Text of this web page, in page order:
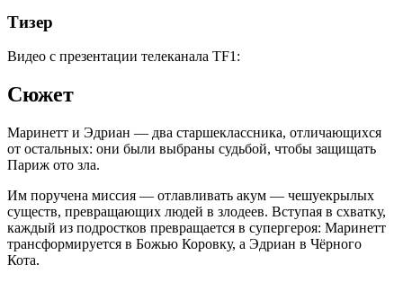
Тизер
Видео с презентации телеканала TF1:
Сюжет
Маринетт и Эдриан — два старшеклассника, отличающихся
от остальных: они были выбраны судьбой, чтобы защищать
Париж ото зла.
Им поручена миссия — отлавливать акум — чешуекрылых
существ, превращающих людей в злодеев. Вступая в схватку,
каждый из подростков превращается в супергероя: Маринетт
трансформируется в Божью Коровку, а Эдриан в Чёрного
Кота.